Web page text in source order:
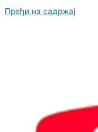
Пређи на садржај